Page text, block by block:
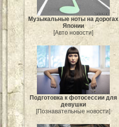
Музыкальные ноты на дорогах
Японии
[Авто новости]
Подготовка к фотосессии для
девушки
[Познавательные новости]